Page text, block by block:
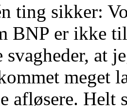
ting sikker:
BNP er ikke
svagheder, at
meget
afløsere. Helt